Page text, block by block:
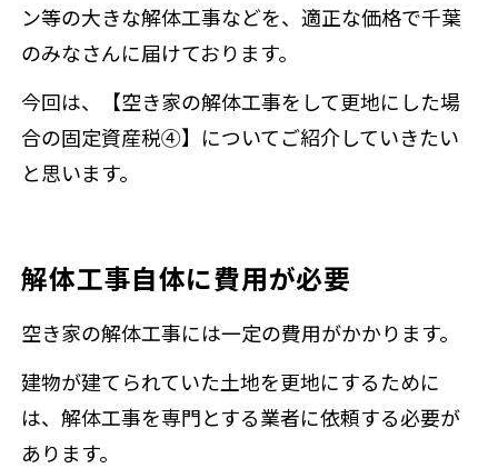
ン等の大きな解体工事などを、適正な価格で千葉
のみなさんに届けております。
今回は、【空き家の解体工事をして更地にした場
合の固定資産税④】についてご紹介していきたい
と思います。
解体工事自体に費用が必要
空き家の解体工事には一定の費用がかかります。
建物が建てられていた土地を更地にするために
は、解体工事を専門とする業者に依頼する必要が
あります。